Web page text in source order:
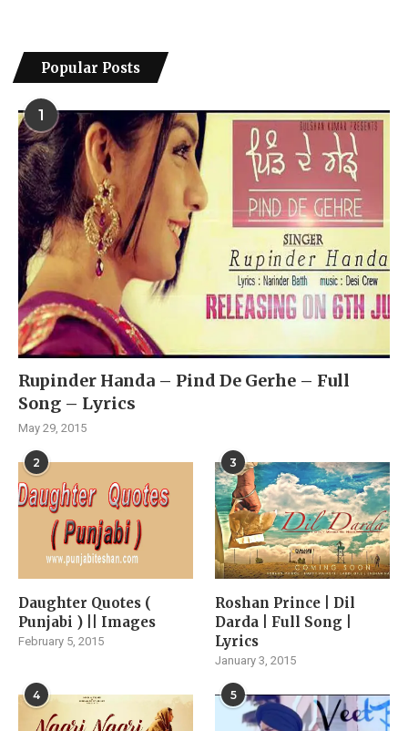
Popular Posts
1
Rupinder Handa – Pind De Gerhe – Full
Song – Lyrics
May 29, 2015
2
Daughter Quotes (
Punjabi ) || Images
February 5, 2015
3
Roshan Prince | Dil
Darda | Full Song |
Lyrics
January 3, 2015
4 5